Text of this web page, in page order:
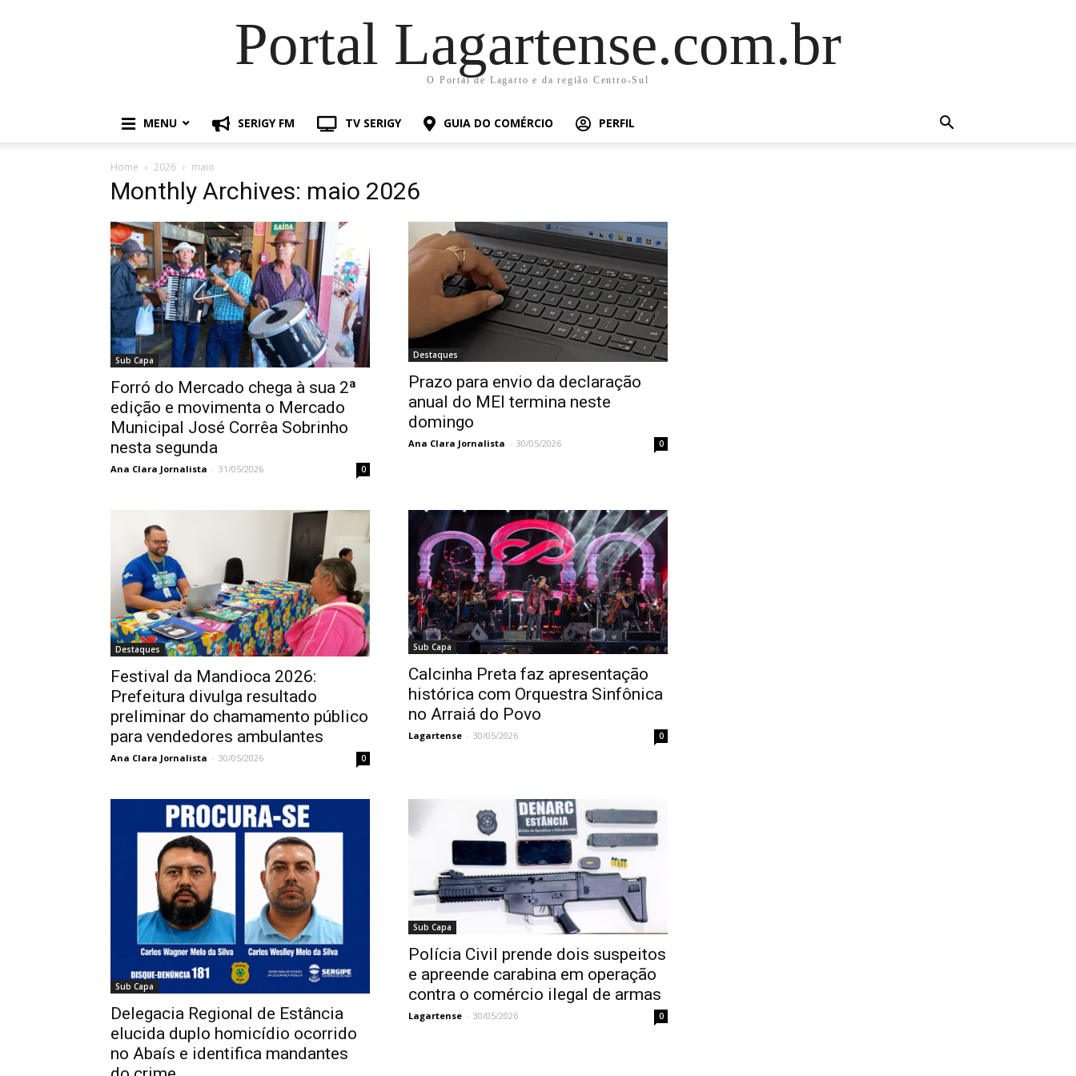
Portal Lagartense.com.br
O Portal de Lagarto e da região Centro-Sul
MENU SERIGY FM TV SERIGY GUIA DO COMÉRCIO PERFIL
Home 2026 maio
Monthly Archives: maio 2026
Sub Capa
Forró do Mercado chega à sua 2ª
edição e movimenta o Mercado
Municipal José Corrêa Sobrinho
nesta segunda
Ana Clara Jornalista - 31/05/2026 0
Destaques
Prazo para envio da declaração
anual do MEI termina neste
domingo
Ana Clara Jornalista - 30/05/2026 0
Destaques
Festival da Mandioca 2026:
Prefeitura divulga resultado
preliminar do chamamento público
para vendedores ambulantes
Ana Clara Jornalista - 30/05/2026 0
Sub Capa
Calcinha Preta faz apresentação
histórica com Orquestra Sinfônica
no Arraiá do Povo
Lagartense - 30/05/2026 0
Sub Capa
Delegacia Regional de Estância
elucida duplo homicídio ocorrido
no Abaís e identifica mandantes
Sub Capa
Polícia Civil prende dois suspeitos
e apreende carabina em operação
contra o comércio ilegal de armas
Lagartense - 30/05/2026 0